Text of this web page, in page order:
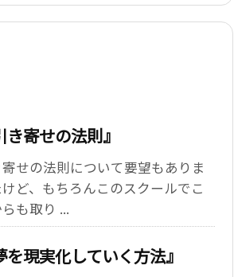
き寄せの法則』
せの法則について要望もありま
けど、もちろんこのスクールでこ
も取り ...
を現実化していく方法』